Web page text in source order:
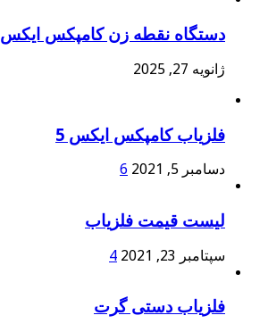
دستگاه نقطه زن کامپکس ایکس5
ژانویه 27, 2025
فلزیاب کامپکس ایکس 5
دسامبر 5, 2021 6
لیست قیمت فلزیاب
سپتامبر 23, 2021 4
فلزیاب دستی گرت